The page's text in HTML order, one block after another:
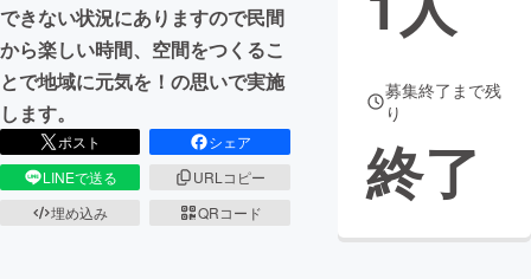
できない状況にありますので民間
から楽しい時間、空間をつくるこ
とで地域に元気を！の思いで実施
します。
ポスト
シェア
LINEで送る
URLコピー
埋め込み
QRコード
募集終了まで残
り
終了